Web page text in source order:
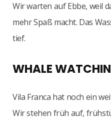
Wir warten auf Ebbe, weil
mehr Spaß macht. Das
tief.
WHALE
Vila Franca hat noch ein
Wir stehen früh auf,